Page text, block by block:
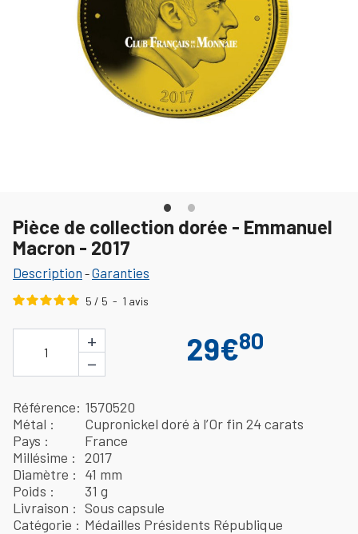
Pièce de collection dorée - Emmanuel
Macron - 2017
Description -Garanties
5 / 5 - 1 avis
1
+
−
29€80
Référence 1570520
Métal
Cupronickel doré à l’Or fin 24 carats
Pays
France
Millésime
2017
Diamètre
41 mm
Poids
31 g
Livraison
Sous capsule
Catégorie
Médailles Présidents République